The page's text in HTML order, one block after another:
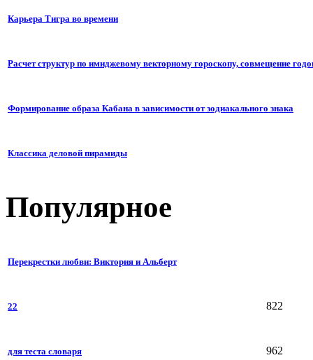
Карьера Тигра во времени
Расчет структур по имиджевому векторному гороскопу, совмещение
Формирование образа Кабана в зависимости от зодиакального знака
Классика деловой пирамиды
Популярное
Перекрестки любви: Виктория и Альберт
22 822
для теста словаря 962